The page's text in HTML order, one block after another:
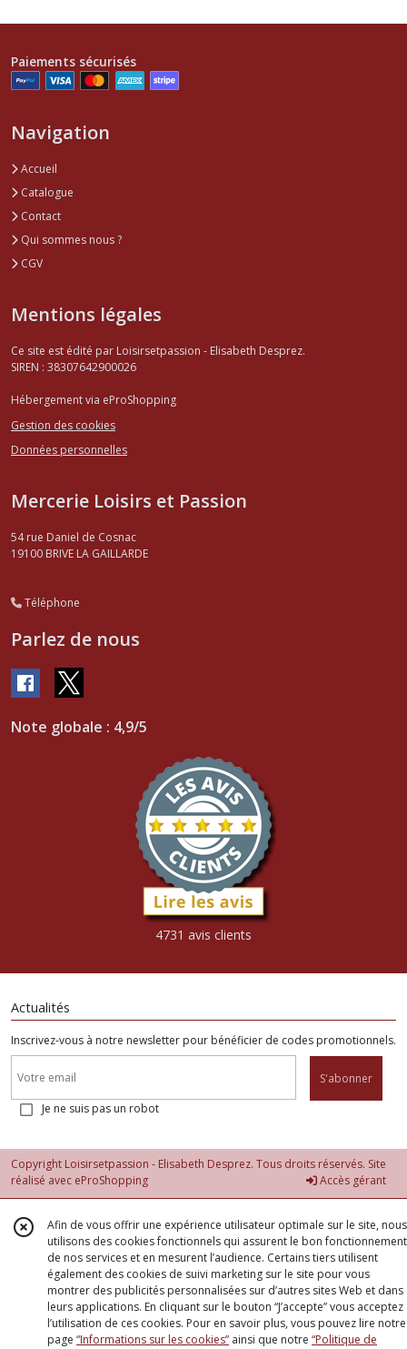
Paiements sécurisés
Navigation
Accueil
Catalogue
Contact
Qui sommes nous ?
CGV
Mentions légales
Ce site est édité par Loisirsetpassion - Elisabeth Desprez.
SIREN : 38307642900026
Hébergement via eProShopping
Gestion des cookies
Données personnelles
Mercerie Loisirs et Passion
54 rue Daniel de Cosnac
19100 BRIVE LA GAILLARDE
Téléphone
Parlez de nous
Note globale : 4,9/5
4731 avis clients
Actualités
Inscrivez-vous à notre newsletter pour bénéficier de codes promotionnels.
S'abonner
Je ne suis pas un robot
Copyright Loisirsetpassion - Elisabeth Desprez. Tous droits réservés. Site
réalisé avec eProShopping Accès gérant
Afin de vous offrir une expérience utilisateur optimale sur le site, nous
utilisons des cookies fonctionnels qui assurent le bon fonctionnement
de nos services et en mesurent l’audience. Certains tiers utilisent
également des cookies de suivi marketing sur le site pour vous
montrer des publicités personnalisées sur d’autres sites Web et dans
leurs applications. En cliquant sur le bouton “J’accepte” vous acceptez
l’utilisation de ces cookies. Pour en savoir plus, vous pouvez lire notre
page “Informations sur les cookies” ainsi que notre “Politique de